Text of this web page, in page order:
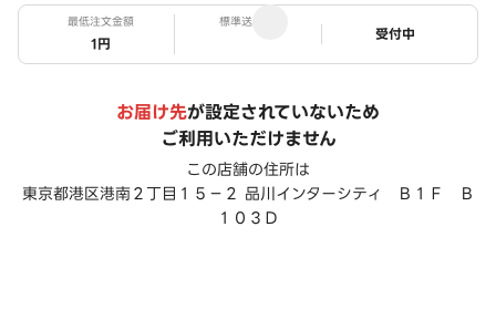
最低注文金額
1円
標準送料
ステータス
受付中
お届け先が設定されていないため
ご利用いただけません
この店舗の住所は
東京都港区港南２丁目１５－２ 品川インターシティ Ｂ１Ｆ Ｂ
１０３Ｄ